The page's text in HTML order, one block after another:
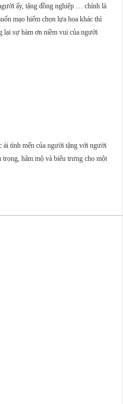
ấy, tặng đồng nghiệp … chính là
mạo hiểm chọn lựa hoa khác thì
lại sự hàm ơn niềm vui của người
ái tình mến của người tặng với người
hâm mộ và biểu trưng cho một